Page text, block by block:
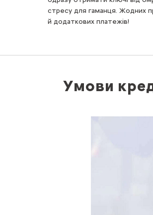
стресу для гаманця. Жодних
й додаткових платежів!
Умови